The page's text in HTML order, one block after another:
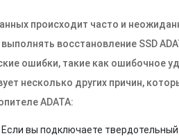
происходит часто и
восстановление SSD
ошибки, такие как ошибочное
несколько других причин,
ADATA:
Если вы подключаете